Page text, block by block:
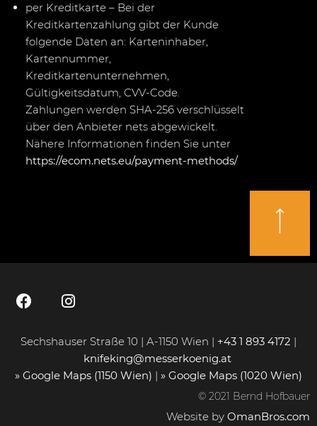
per Kreditkarte – Bei der
Kreditkartenzahlung gibt der Kunde
folgende Daten an: Karteninhaber,
Kartennummer,
Kreditkartenunternehmen,
Gültigkeitsdatum, CVV-Code.
Zahlungen werden SHA-256 verschlüsselt
über den Anbieter nets abgewickelt.
Nähere Informationen finden Sie unter
https://ecom.nets.eu/payment-methods/
Sechshauser Straße 10 | A-1150 Wien | +43 1 893 4172 |
knifeking@messerkoenig.at
» Google Maps (1150 Wien) | » Google Maps (1020 Wien)
© 2021 Bernd Hofbauer
Website by OmanBros.com